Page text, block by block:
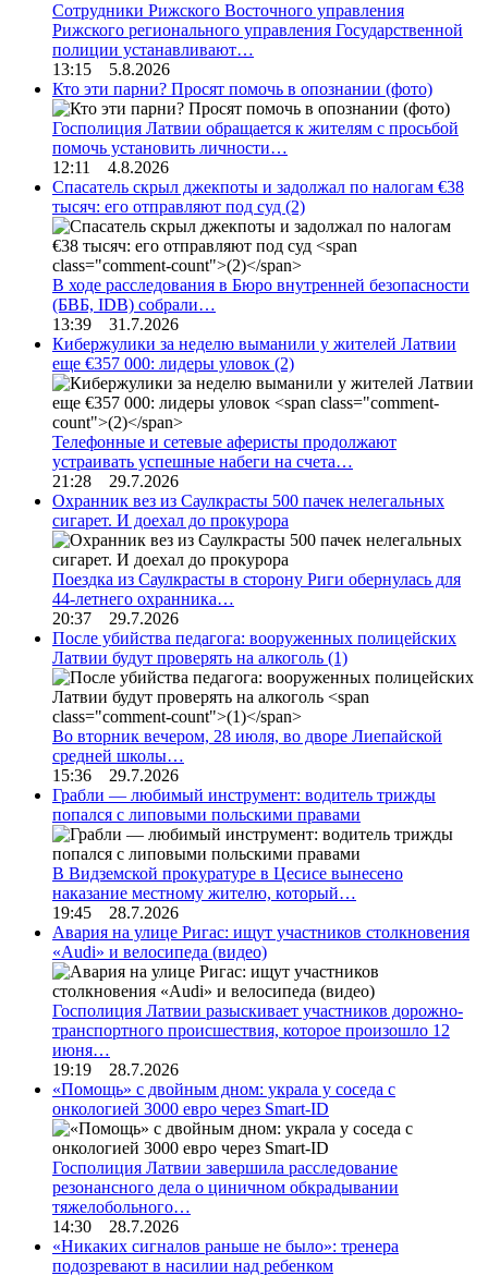
Сотрудники Рижского Восточного управления
Рижского регионального управления Государственной
полиции устанавливают…
13:15 5.8.2026
Кто эти парни? Просят помочь в опознании (фото)
Госполиция Латвии обращается к жителям с просьбой
помочь установить личности…
12:11 4.8.2026
Спасатель скрыл джекпоты и задолжал по налогам €38
тысяч: его отправляют под суд (2)
В ходе расследования в Бюро внутренней безопасности
(БВБ, IDB) собрали…
13:39 31.7.2026
Кибержулики за неделю выманили у жителей Латвии
еще €357 000: лидеры уловок (2)
Телефонные и сетевые аферисты продолжают
устраивать успешные набеги на счета…
21:28 29.7.2026
Охранник вез из Саулкрасты 500 пачек нелегальных
сигарет. И доехал до прокурора
Поездка из Саулкрасты в сторону Риги обернулась для
44-летнего охранника…
20:37 29.7.2026
После убийства педагога: вооруженных полицейских
Латвии будут проверять на алкоголь (1)
Во вторник вечером, 28 июля, во дворе Лиепайской
средней школы…
15:36 29.7.2026
Грабли — любимый инструмент: водитель трижды
попался с липовыми польскими правами
В Видземской прокуратуре в Цесисе вынесено
наказание местному жителю, который…
19:45 28.7.2026
Авария на улице Ригас: ищут участников столкновения
«Audi» и велосипеда (видео)
Госполиция Латвии разыскивает участников дорожно-
транспортного происшествия, которое произошло 12
июня…
19:19 28.7.2026
«Помощь» с двойным дном: украла у соседа с
онкологией 3000 евро через Smart-ID
Госполиция Латвии завершила расследование
резонансного дела о циничном обкрадывании
тяжелобольного…
14:30 28.7.2026
«Никаких сигналов раньше не было»: тренера
подозревают в насилии над ребенком